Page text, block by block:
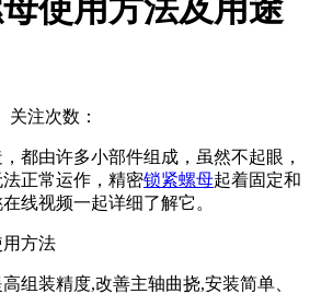
使用方法及用途
关注次数：
都由许多小部件组成，虽然不起眼，
正常运作，精密锁紧螺母起着固定和
线视频一起详细了解它。
方法
组装精度,改善主轴曲挠,安装简单、